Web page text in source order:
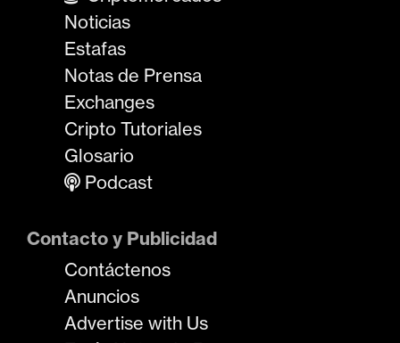
Noticias
Estafas
Notas de Prensa
Exchanges
Cripto Tutoriales
Glosario
Podcast
Contacto y Publicidad
Contáctenos
Anuncios
Advertise with Us